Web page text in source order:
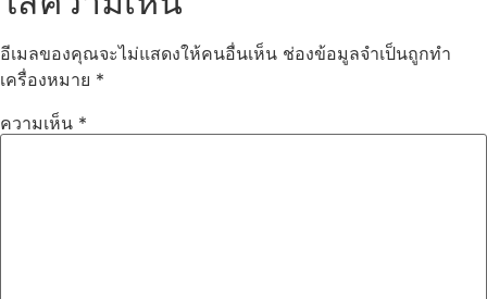
อีเมลของคุณจะไม่แสดงให้คนอื่นเห็น ช่องข้อมูลจำเป็นถูกทำ
เครื่องหมาย *
ความเห็น *